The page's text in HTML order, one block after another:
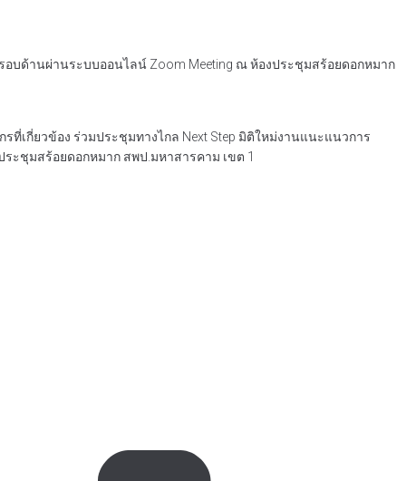
ด้านผ่านระบบออนไลน์ Zoom Meeting ณ ห้องประชุมสร้อยดอกหมาก
ที่เกี่ยวข้อง ร่วมประชุมทางไกล Next Step มิติใหม่งานแนะแนวการ
ชุมสร้อยดอกหมาก สพป.มหาสารคาม เขต 1